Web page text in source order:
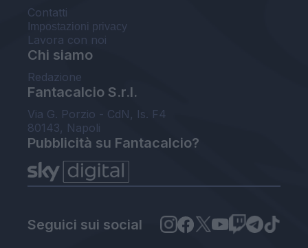
Contatti
Impostazioni privacy
Lavora con noi
Chi siamo
Redazione
Fantacalcio S.r.l.
Via G. Porzio - CdN, Is. F4
80143, Napoli
Pubblicità su Fantacalcio?
Seguici sui social